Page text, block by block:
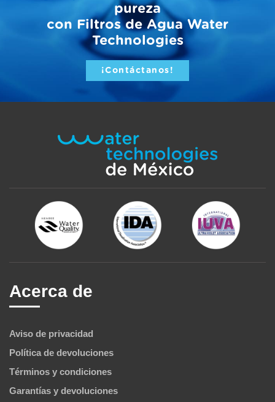
pureza
con Filtros de Agua Water
Technologies
¡Contáctanos!
Acerca de
Aviso de privacidad
Política de devoluciones
Términos y condiciones
Garantías y devoluciones